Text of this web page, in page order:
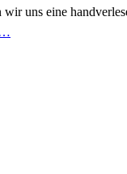
wir uns eine